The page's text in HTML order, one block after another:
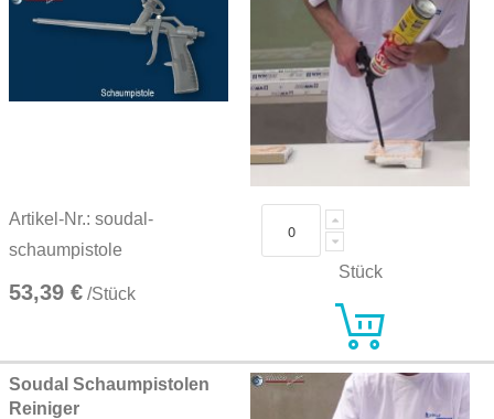
Artikel-Nr.: soudal-
schaumpistole
53,39 € /Stück
Stück
Soudal Schaumpistolen
Reiniger